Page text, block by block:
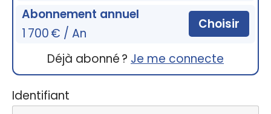
Abonnement annuel
1 700 € / An
Choisir
Déjà abonné ? Je me connecte
Identifiant